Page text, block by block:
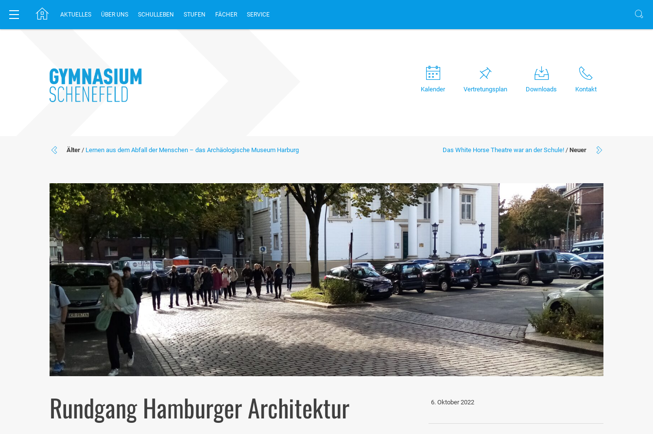
AKTUELLES ÜBER UNS SCHULLEBEN STUFEN FÄCHER SERVICE
Kalender Vertretungsplan Downloads Kontakt
Das White Horse Theatre war an der Schule! / Neuer
Älter / Lernen aus dem Abfall der Menschen – das Archäologische Museum Harburg
Rundgang Hamburger Architektur 6. Oktober 2022